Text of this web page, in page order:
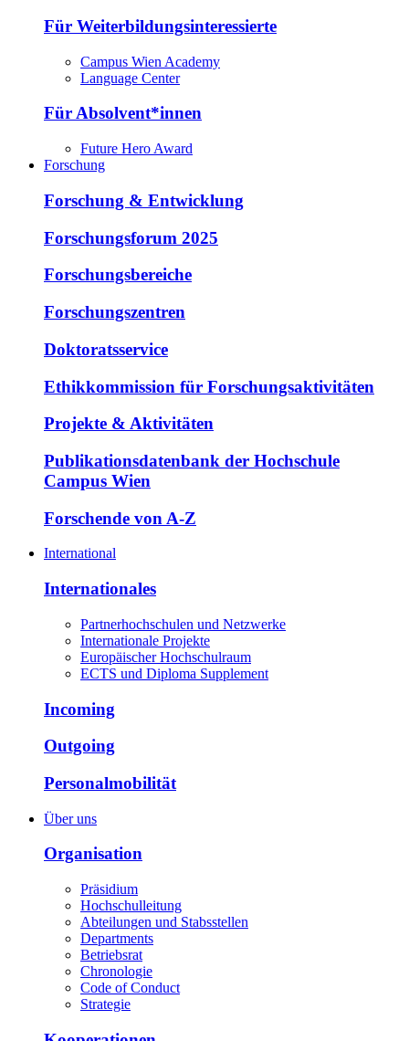
Für Weiterbildungsinteressierte
Campus Wien Academy
Language Center
Für Absolvent*innen
Future Hero Award
Forschung
Forschung & Entwicklung
Forschungsforum 2025
Forschungsbereiche
Forschungszentren
Doktoratsservice
Ethikkommission für Forschungsaktivitäten
Projekte & Aktivitäten
Publikationsdatenbank der Hochschule
Campus Wien
Forschende von A-Z
International
Internationales
Partnerhochschulen und Netzwerke
Internationale Projekte
Europäischer Hochschulraum
ECTS und Diploma Supplement
Incoming
Outgoing
Personalmobilität
Über uns
Organisation
Präsidium
Hochschulleitung
Abteilungen und Stabsstellen
Departments
Betriebsrat
Chronologie
Code of Conduct
Strategie